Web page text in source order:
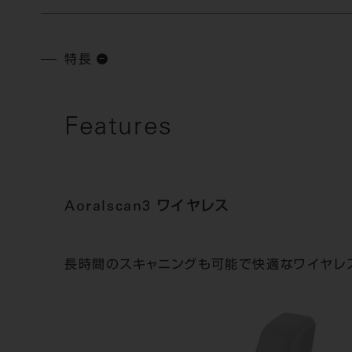
特長
Features
Aoralscan3 ワイヤレス
長時間のスキャニングも可能で快適なワイヤレ